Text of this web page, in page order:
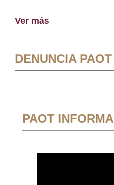
Ver más
DENUNCIA PAOT
PAOT INFORMA